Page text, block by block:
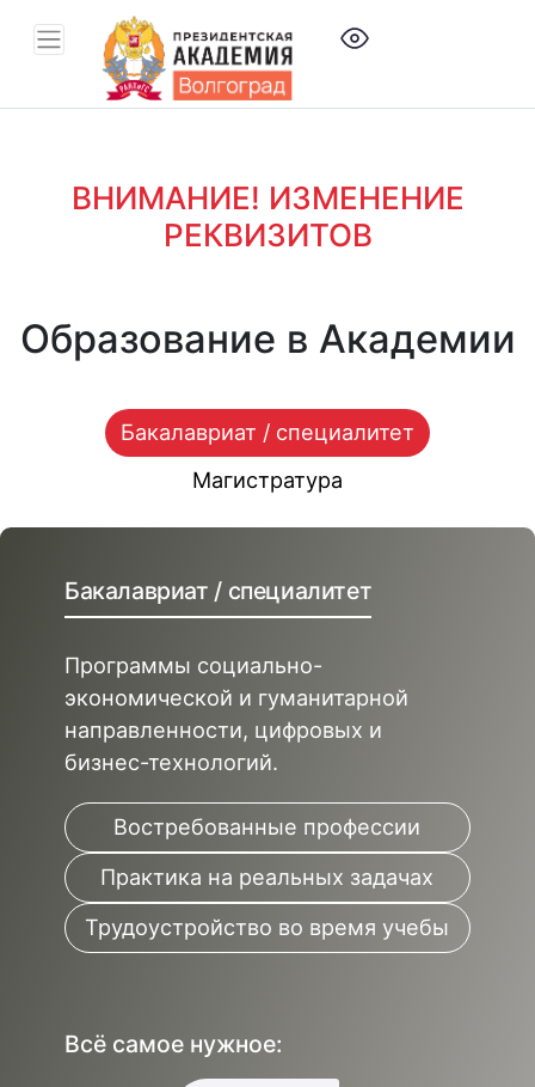
ВНИМАНИЕ! ИЗМЕНЕНИЕ
РЕКВИЗИТОВ
Образование в Академии
Бакалавриат / специалитет
Магистратура
Бакалавриат / специалитет
Программы социально-
экономической и гуманитарной
направленности, цифровых и
бизнес-технологий.
Востребованные профессии
Практика на реальных задачах
Трудоустройство во время учебы
Всё самое нужное: